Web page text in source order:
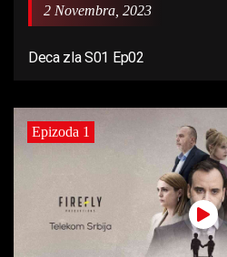
2 Novembra, 2023
Deca zla S01 Ep02
Epizoda 1